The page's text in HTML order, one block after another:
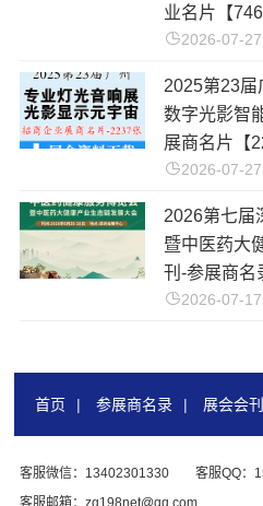
业名片【746
2026-07-27
2025第23届
数字光影智
展商名片【
2026-07-27
2026第七届
暨中医药大
刊-参展商名
2026-07-17
首页 | 参展商名录 | 展会会刊
客服微信：13402301330
客服QQ：